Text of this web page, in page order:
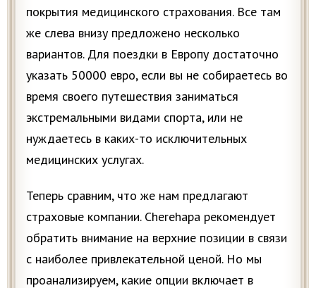
покрытия медицинского страхования. Все там
же слева внизу предложено несколько
вариантов. Для поездки в Европу достаточно
указать 50000 евро, если вы не собираетесь во
время своего путешествия заниматься
экстремальными видами спорта, или не
нуждаетесь в каких-то исключительных
медицинских услугах.
Теперь сравним, что же нам предлагают
страховые компании. Cherehapa рекомендует
обратить внимание на верхние позиции в связи
с наиболее привлекательной ценой. Но мы
проанализируем, какие опции включает в